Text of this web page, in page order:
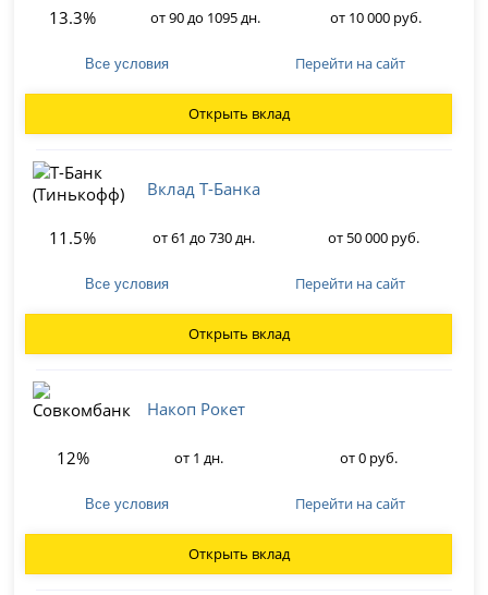
13.3% от 90 до 1095 дн. от 10 000 руб.
Все условия Перейти на сайт
Открыть вклад
Вклад Т-Банка
11.5% от 61 до 730 дн. от 50 000 руб.
Все условия Перейти на сайт
Открыть вклад
Накоп Рокет
12% от 1 дн. от 0 руб.
Все условия Перейти на сайт
Открыть вклад